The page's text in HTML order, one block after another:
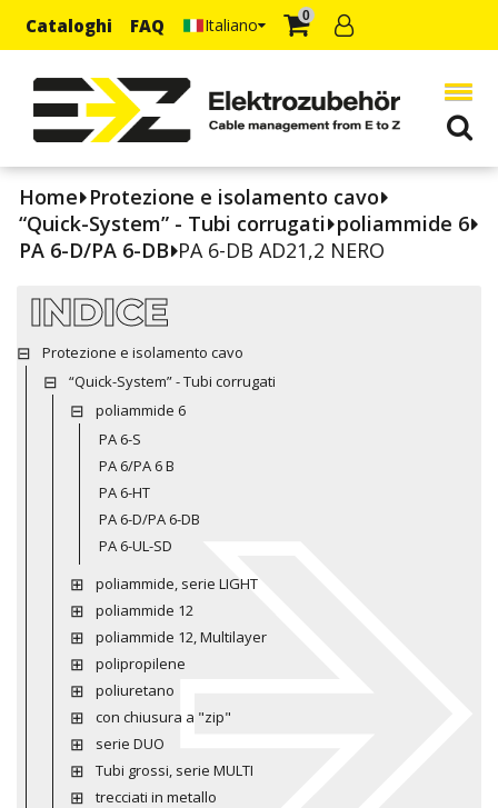
Cataloghi FAQ Italiano 0
Home Protezione e isolamento cavo
“Quick-System” - Tubi corrugati poliammide 6
PA 6-D/PA 6-DB PA 6-DB AD21,2 NERO
INDICE
Protezione e isolamento cavo
“Quick-System” - Tubi corrugati
poliammide 6
PA 6-S
PA 6/PA 6 B
PA 6-HT
PA 6-D/PA 6-DB
PA 6-UL-SD
poliammide, serie LIGHT
poliammide 12
poliammide 12, Multilayer
polipropilene
poliuretano
con chiusura a "zip"
serie DUO
Tubi grossi, serie MULTI
trecciati in metallo